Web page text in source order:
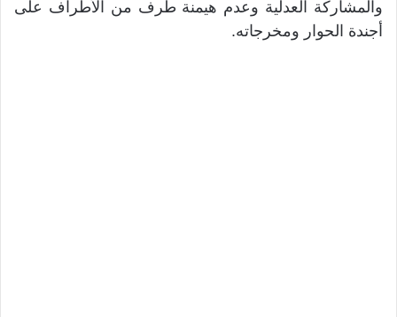
والمشاركة العدلية وعدم هيمنة طرف من الأطراف على
أجندة الحوار ومخرجاته.